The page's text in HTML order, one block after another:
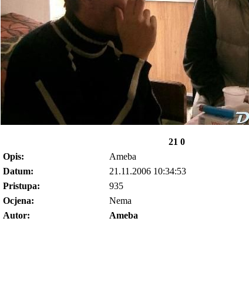
21 0
Opis:
Ameba
Datum:
21.11.2006 10:34:53
Pristupa:
935
Ocjena:
Nema
Autor:
Ameba